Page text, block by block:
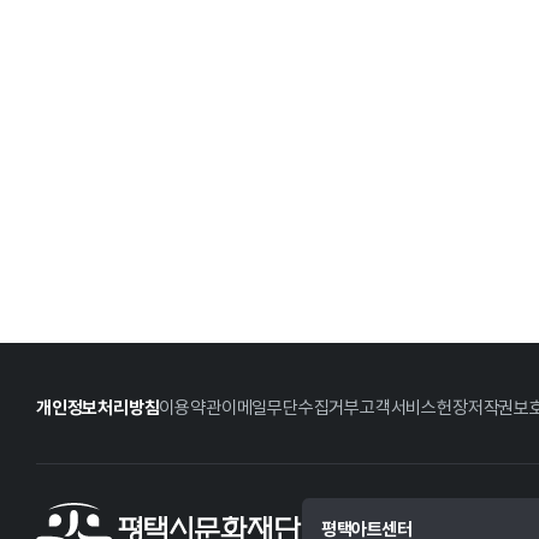
개인정보처리방침이용약관이메일무단수집거부고객서비스헌장저작권보
평택아트센터